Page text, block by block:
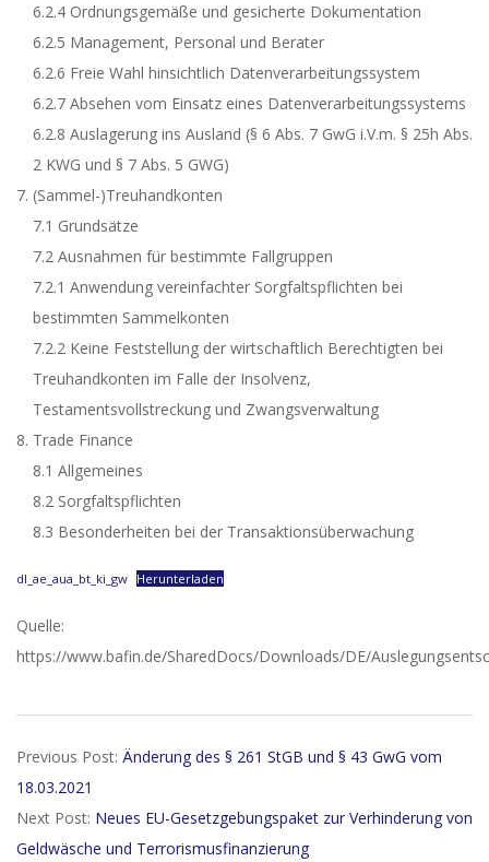
6.2.4 Ordnungsgemäße und gesicherte Dokumentation
6.2.5 Management, Personal und Berater
6.2.6 Freie Wahl hinsichtlich Datenverarbeitungssystem
6.2.7 Absehen vom Einsatz eines Datenverarbeitungssystems
6.2.8 Auslagerung ins Ausland (§ 6 Abs. 7 GwG i.V.m. § 25h Abs.
2 KWG und § 7 Abs. 5 GWG)
(Sammel-)Treuhandkonten
7.1 Grundsätze
7.2 Ausnahmen für bestimmte Fallgruppen
7.2.1 Anwendung vereinfachter Sorgfaltspflichten bei
bestimmten Sammelkonten
7.2.2 Keine Feststellung der wirtschaftlich Berechtigten bei
Treuhandkonten im Falle der Insolvenz,
Testamentsvollstreckung und Zwangsverwaltung
Trade Finance
8.1 Allgemeines
8.2 Sorgfaltspflichten
8.3 Besonderheiten bei der Transaktionsüberwachung
dl_ae_aua_bt_ki_gw Herunterladen
Quelle:
https://www.bafin.de/SharedDocs/Downloads/DE/
06-
09
Previous Post: Änderung des § 261 StGB und § 43 GwG vom
18.03.2021
Next Post: Neues EU-Gesetzgebungspaket zur Verhinderung von
Geldwäsche und Terrorismusfinanzierung